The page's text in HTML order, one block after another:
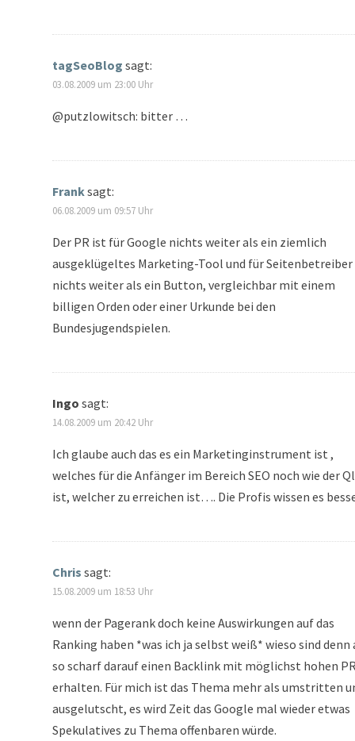
tagSeoBlog sagt:
03.08.2009 um 23:00 Uhr
@putzlowitsch: bitter …
Franksagt:
06.08.2009 um 09:57 Uhr
Der PR ist für Google nichts weiter als ein ziemlich
ausgeklügeltes Marketing-Tool und für Seitenbetreiber
nichts weiter als ein Button, vergleichbar mit einem
billigen Orden oder einer Urkunde bei den
Bundesjugendspielen.
Ingo sagt:
14.08.2009 um 20:42 Uhr
Ich glaube auch das es ein Marketinginstrument ist ,
welches für die Anfänger im Bereich SEO noch wie der
ist, welcher zu erreichen ist…. Die Profis wissen es
Chris sagt:
15.08.2009 um 18:53 Uhr
wenn der Pagerank doch keine Auswirkungen auf das
Ranking haben *was ich ja selbst weiß* wieso sind denn
so scharf darauf einen Backlink mit möglichst hohen
erhalten. Für mich ist das Thema mehr als umstritten
ausgelutscht, es wird Zeit das Google mal wieder etwas
Spekulatives zu Thema offenbaren würde.